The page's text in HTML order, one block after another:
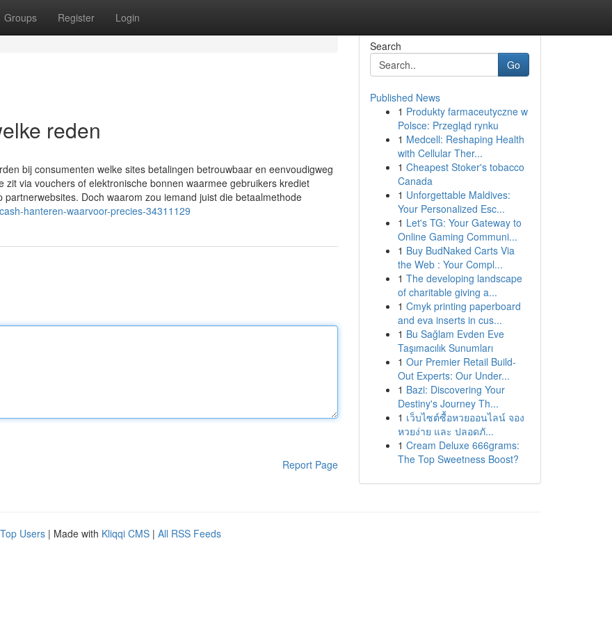
Groups Register Login
reden
bij consumenten welke sites betalingen betrouwbaar en eenvoudigweg
via vouchers of elektronische bonnen waarmee gebruikers krediet
Doch waarom zou iemand juist die betaalmethode
hanteren-waarvoor-precies-34311129
Report Page
Search
Go
Published News
1 Produkty farmaceutyczne w
Polsce: Przegląd rynku
1 Medcell: Reshaping Health
with Cellular Ther...
1 Cheapest Stoker's tobacco
Canada
1 Unforgettable Maldives:
Your Personalized Esc...
1 Let's TG: Your Gateway to
Online Gaming Communi...
1 Buy BudNaked Carts Via
the Web : Your Compl...
1 The developing landscape
of charitable giving a...
1 Cmyk printing paperboard
and eva inserts in cus...
1 Bu Sağlam Evden Eve
Taşımacılık Sunumları
1 Our Premier Retail Build-
Out Experts: Our Under...
1 Bazi: Discovering Your
Destiny's Journey Th...
1 เว็บไซต์ซื้อหวยออนไลน์ จอง
หวยง่าย และ ปลอดภั...
1 Cream Deluxe 666grams:
The Top Sweetness Boost?
Top Users | Made with Kliqqi CMS | All RSS Feeds